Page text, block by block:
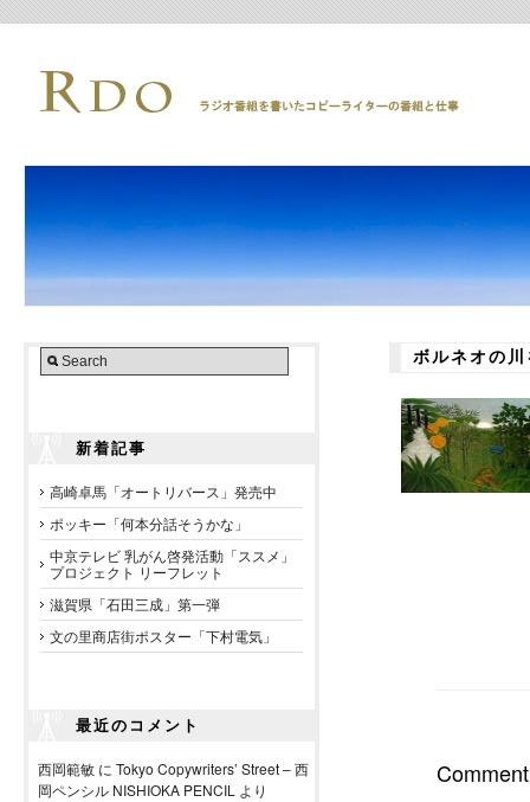
新着記事
高崎卓馬「オートリバース」発売中
ポッキー「何本分話そうかな」
中京テレビ 乳がん啓発活動「ススメ」
プロジェクト リーフレット
滋賀県「石田三成」第一弾
文の里商店街ポスター「下村電気」
最近のコメント
西岡範敏 に Tokyo Copywriters’ Street – 西
岡ペンシル NISHIOKA PENCIL より
ボルネオの
Comment